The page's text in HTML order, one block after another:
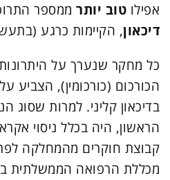
אפילו טוב יותר ממספר
דיכאון, הקיימות כרגע
כל מחקר שנערך על
הכורכום (כורכומין), הצביע
בדיכאון קליני. למרות
הראשון, היה בכלל ניסוי
קבוצת חוקרים מהמחלקה
מכללת הרפואה הממשלתית